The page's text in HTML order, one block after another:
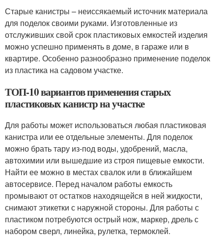
Старые канистры – неиссякаемый источник материала
для поделок своими руками. Изготовленные из
отслуживших свой срок пластиковых емкостей изделия
можно успешно применять в доме, в гараже или в
квартире. Особенно разнообразно применение поделок
из пластика на садовом участке.
ТОП-10 вариантов применения старых
пластиковых канистр на участке
Для работы может использоваться любая пластиковая
канистра или ее отдельные элементы. Для поделок
можно брать тару из-под воды, удобрений, масла,
автохимии или вышедшие из строя пищевые емкости.
Найти ее можно в местах свалок или в ближайшем
автосервисе. Перед началом работы емкость
промывают от остатков находящейся в ней жидкости,
снимают этикетки с наружной стороны. Для работы с
пластиком потребуются острый нож, маркер, дрель с
набором сверл, линейка, рулетка, термоклей.